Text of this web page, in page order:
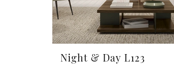
Night & Day L123